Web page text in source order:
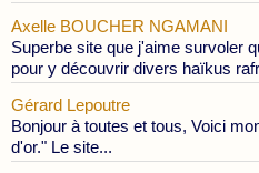
Axelle BOUCHER NGAMANI
Superbe site que j'aime survoler
pour y découvrir divers haïkus
Gérard Lepoutre
Bonjour à toutes et tous, Voici
d'or." Le site...